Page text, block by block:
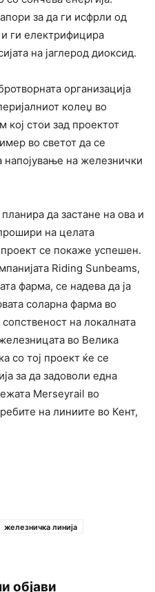
за да ги исфрли од
ги електрифицира
на јаглерод диоксид.
организација
колеџ во
стои зад проектот
во светот да се
напојување на железнички
да застане на ова и
на целата
се покаже успешен.
Riding Sunbeams,
фарма, се надева да ја
соларна фарма во
на локалната
во Велика
со тој проект ќе се
за да задоволи една
Merseyrail во
на линиите во Кент,
железничка линија
објави